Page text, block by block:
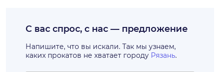
С вас спрос, с нас — предложение
Напишите, что вы искали. Так мы узнаем,
каких прокатов не хватает городу Рязань.